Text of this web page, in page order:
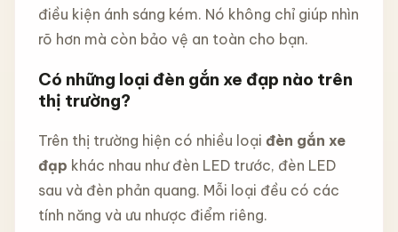
điều kiện ánh sáng kém. Nó không chỉ giúp nhìn
rõ hơn mà còn bảo vệ an toàn cho bạn.
Có những loại đèn gắn xe đạp nào trên
thị trường?
Trên thị trường hiện có nhiều loại đèn gắn xe
đạp khác nhau như đèn LED trước, đèn LED
sau và đèn phản quang. Mỗi loại đều có các
tính năng và ưu nhược điểm riêng.